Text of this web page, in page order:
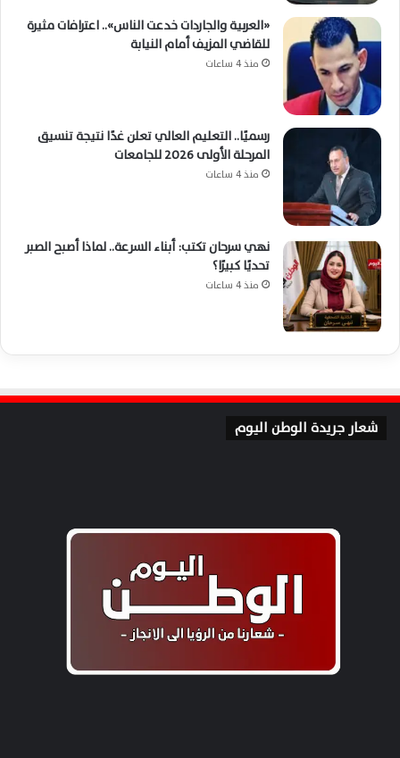
«العربية والجاردات خدعت الناس».. اعترافات مثيرة
للقاضي المزيف أمام النيابة
منذ 4 ساعات
رسميًا.. التعليم العالي تعلن غدًا نتيجة تنسيق
المرحلة الأولى 2026 للجامعات
منذ 4 ساعات
نهي سرحان تكتب: أبناء السرعة.. لماذا أصبح الصبر
تحديًا كبيرًا؟
منذ 4 ساعات
شعار جريدة الوطن اليوم